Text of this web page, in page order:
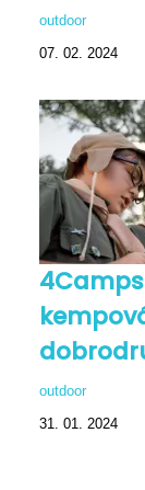
outdoor
07. 02. 2024
outdoor
31. 01. 2024